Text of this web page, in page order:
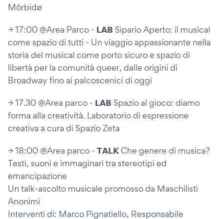
Mörbidø
→ 17:00 @Area Parco - 𝗟𝗔𝗕 Sipario Aperto: il musical
come spazio di tutti - Un viaggio appassionante nella
storia del musical come porto sicuro e spazio di
libertà per la comunità queer, dalle origini di
Broadway fino ai palcoscenici di oggi
→ 17.30 @Area parco - 𝗟𝗔𝗕 Spazio al gioco: diamo
forma alla creatività. Laboratorio di espressione
creativa a cura di Spazio Zeta
→ 18:00 @Area parco - 𝗧𝗔𝗟𝗞 Che genere di musica?
Testi, suoni e immaginari tra stereotipi ed
emancipazione
Un talk-ascolto musicale promosso da Maschilisti
Anonimi
Interventi di: Marco Pignatiello, Responsabile